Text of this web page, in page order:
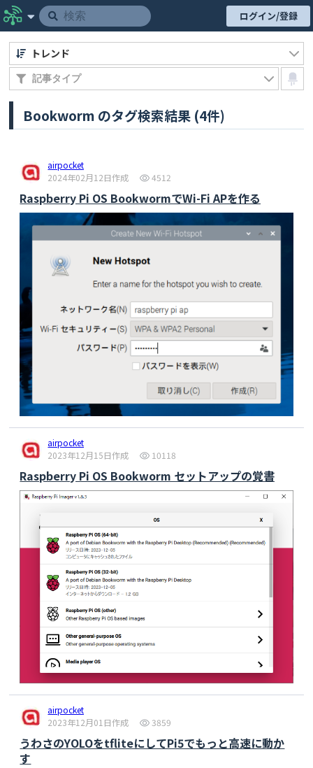
ログイン/登録
Bookworm のタグ検索結果 (4件)
トレンド
airpocket
2024年02月12日作成
4512
Raspberry Pi OS BookwormでWi-Fi APを作る
airpocket
2023年12月15日作成
10118
Raspberry Pi OS Bookworm セットアップの覚書
airpocket
2023年12月01日作成
3859
うわさのYOLOをtfliteにしてPi5でもっと高速に動か
す